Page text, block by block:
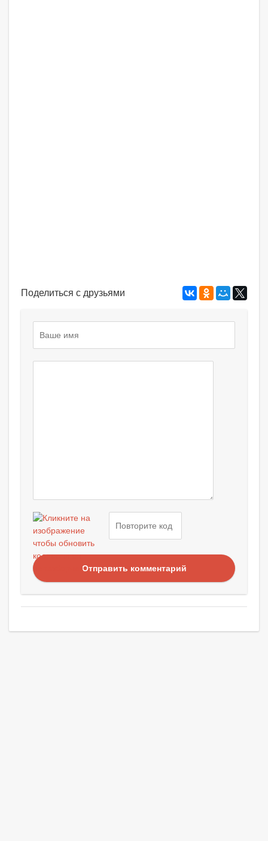
Поделиться с друзьями
Отправить комментарий